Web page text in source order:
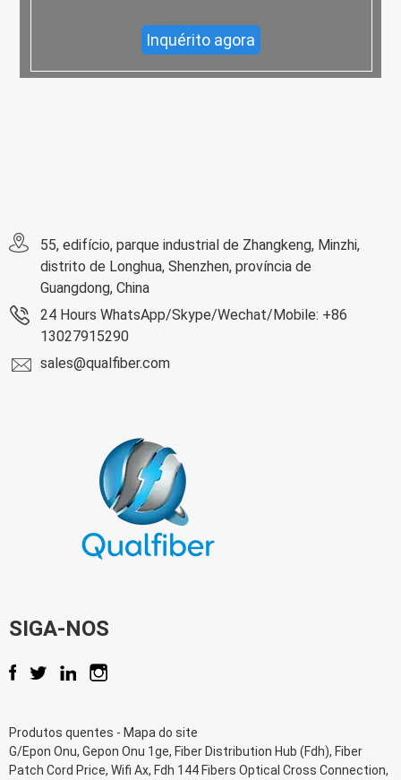
Inquérito agora
55, edifício, parque industrial de Zhangkeng, Minzhi,
distrito de Longhua, Shenzhen, província de
Guangdong, China
24 Hours WhatsApp/Skype/Wechat/Mobile: +86
13027915290
sales@qualfiber.com
SIGA-NOS
Produtos quentes - Mapa do site
G/Epon Onu, Gepon Onu 1ge, Fiber Distribution Hub (Fdh), Fiber
Patch Cord Price, Wifi Ax, Fdh 144 Fibers Optical Cross Connection,